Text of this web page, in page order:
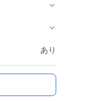
あり